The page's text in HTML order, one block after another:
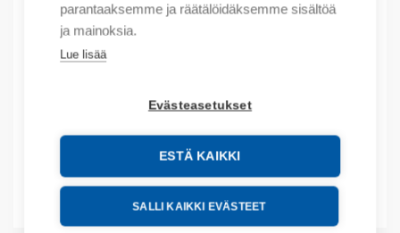
parantaaksemme ja räätälöidäksemme sisältöä
ja mainoksia.
Lue lisää
Evästeasetukset
ESTÄ KAIKKI
SALLI KAIKKI EVÄSTEET
Tilauskoodi: 9001010500107017K
Product order number: 9001010500107017K
Valmistajan tuotenumero: 9.00101E+15
Tuotteen tullikoodi: 85363090
Liitteet